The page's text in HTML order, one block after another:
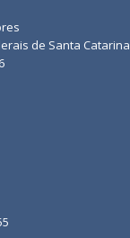
de Santa Catarina